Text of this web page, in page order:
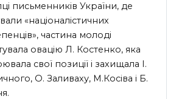
письменників України, де
«націоналістичних
частина молоді
овацію Л. Костенко, яка
свої позиції і захищала І.
О. Заливаху, М.Косіва і Б.